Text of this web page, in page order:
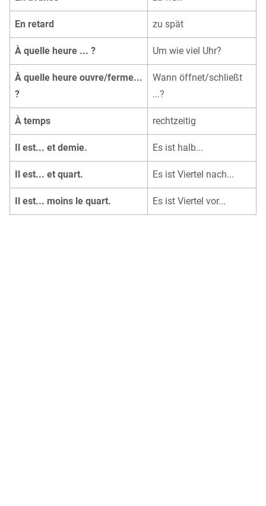
En retard zu spät
À quelle heure ... ? Um wie viel Uhr?
À quelle heure ouvre/ferme...
?
Wann öffnet/schließt
...?
À temps rechtzeitig
Il est... et demie. Es ist halb...
Il est... et quart. Es ist Viertel nach...
Il est... moins le quart. Es ist Viertel vor...